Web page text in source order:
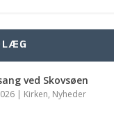
ved Skovsøen
| Kirken, Nyheder